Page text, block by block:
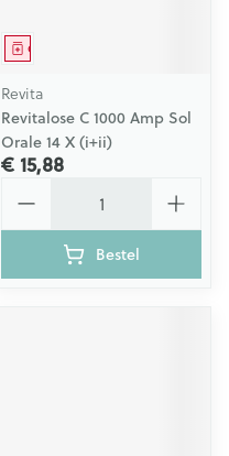
Geneesmiddel
Revita
Revitalose C 1000 Amp Sol
Orale 14 X (i+ii)
€ 15,88
Bestel